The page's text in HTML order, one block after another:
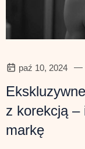
paź 10, 2024 —
z korekcją –
markę